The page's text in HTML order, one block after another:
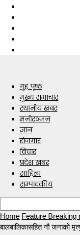
गृह पृष्ठ
मुख्य समाचार
स्थानीय खबर
मनोरञ्जन
ज्ञान
रोजगार
विचार
प्रदेश खबर
साहित्य
सम्पादकीय
Home Feature Breaking
बालबालिकासहित नौ जनाको